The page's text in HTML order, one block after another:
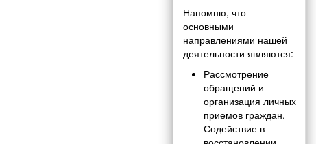
Напомню, что
основными
направлениями нашей
деятельности являются:
Рассмотрение
обращений и
организация личных
приемов граждан.
Содействие в